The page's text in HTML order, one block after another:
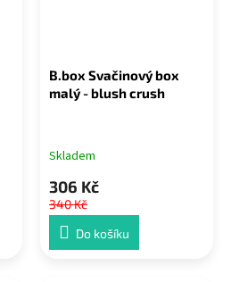
B.box Svačinový box
malý - blush crush
Skladem
306 Kč
340 Kč
Do košíku